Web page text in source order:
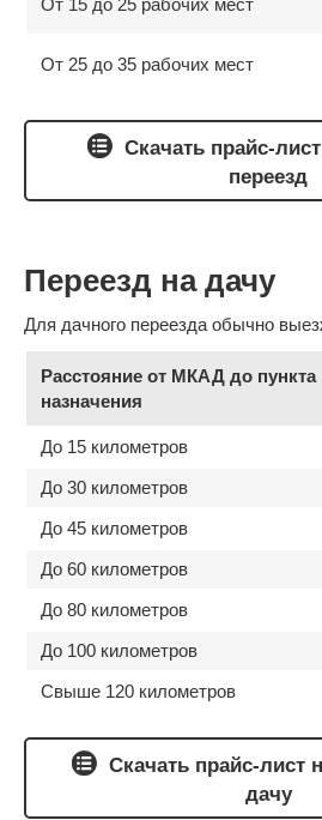
От 15 до 25 рабочих мест
От 25 до 35 рабочих мест
Скачать прайс-
переезд
Переезд на дачу
Для дачного переезда обычно
Расстояние от МКАД до пункта
назначения
До 15 километров
До 30 километров
До 45 километров
До 60 километров
До 80 километров
До 100 километров
Свыше 120 километров
Скачать прайс-лист
дачу